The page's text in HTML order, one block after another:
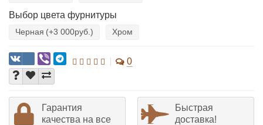
Выбор цвета фурнитуры
Черная (+3 000руб.) Хром
0
Гарантия
качества на все
Быстрая
доставка!